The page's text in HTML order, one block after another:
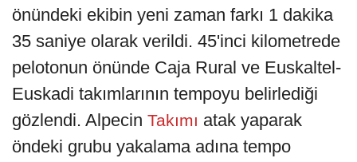
önündeki ekibin yeni zaman farkı 1 dakika
35 saniye olarak verildi. 45'inci kilometrede
pelotonun önünde Caja Rural ve Euskaltel-
Euskadi takımlarının tempoyu belirlediği
gözlendi. Alpecin Takımı atak yaparak
öndeki grubu yakalama adına tempo